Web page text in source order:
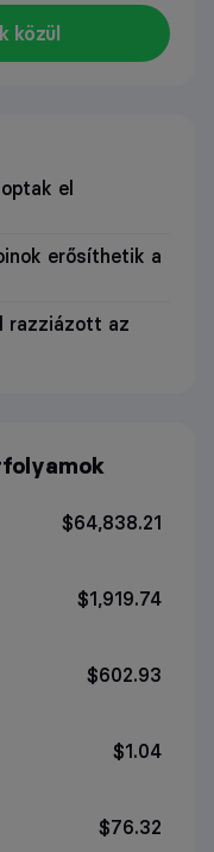
közül
el
erősíthetik a
razziázott az
$64,838.21
$1,919.74
$602.93
$1.04
$76.32